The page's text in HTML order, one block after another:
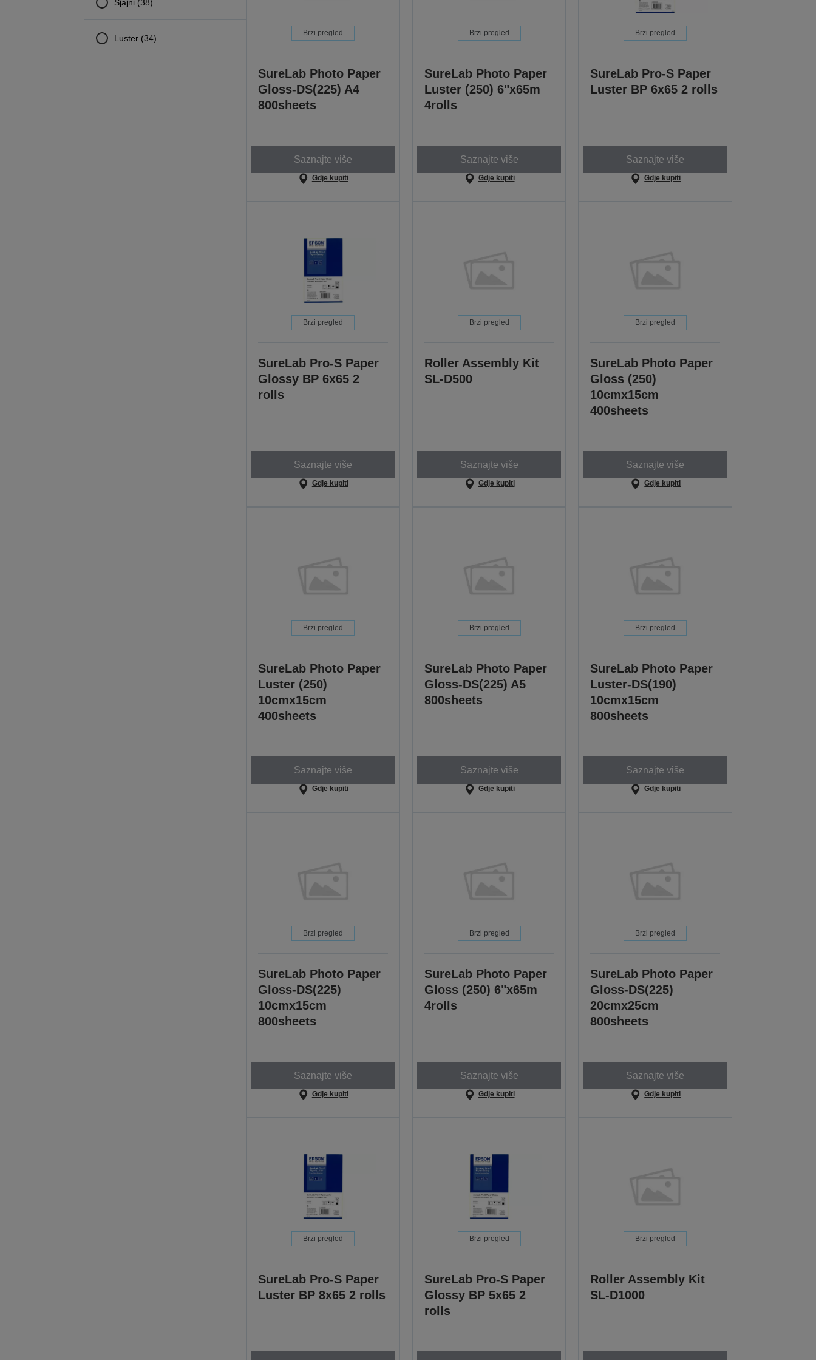
Sjajni (38)
Luster (34)
Brzi pregled
SureLab Photo Paper
Gloss-DS(225) A4
800sheets
Saznajte više
Gdje kupiti
Brzi pregled
SureLab Photo Paper
Luster (250) 6"x65m
4rolls
Saznajte više
Gdje kupiti
Brzi pregled
SureLab Pro-S Paper
Luster BP 6x65 2 rolls
Saznajte više
Gdje kupiti
Brzi pregled
SureLab Pro-S Paper
Glossy BP 6x65 2
rolls
Saznajte više
Gdje kupiti
Brzi pregled
Roller Assembly Kit
SL-D500
Saznajte više
Gdje kupiti
Brzi pregled
SureLab Photo Paper
Gloss (250)
10cmx15cm
400sheets
Saznajte više
Gdje kupiti
Brzi pregled
SureLab Photo Paper
Luster (250)
10cmx15cm
400sheets
Saznajte više
Gdje kupiti
Brzi pregled
SureLab Photo Paper
Gloss-DS(225) A5
800sheets
Saznajte više
Gdje kupiti
Brzi pregled
SureLab Photo Paper
Luster-DS(190)
10cmx15cm
800sheets
Saznajte više
Gdje kupiti
Brzi pregled
SureLab Photo Paper
Gloss-DS(225)
10cmx15cm
800sheets
Saznajte više
Gdje kupiti
Brzi pregled
SureLab Photo Paper
Gloss (250) 6"x65m
4rolls
Saznajte više
Gdje kupiti
Brzi pregled
SureLab Photo Paper
Gloss-DS(225)
20cmx25cm
800sheets
Saznajte više
Gdje kupiti
Brzi pregled
SureLab Pro-S Paper
Luster BP 8x65 2 rolls
Brzi pregled
SureLab Pro-S Paper
Glossy BP 5x65 2
rolls
Brzi pregled
Roller Assembly Kit
SL-D1000